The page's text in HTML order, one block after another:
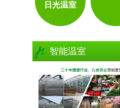
日光温室
智能温室